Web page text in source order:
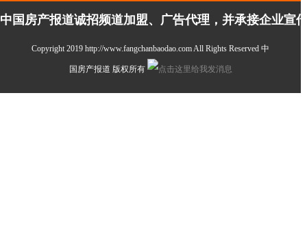
中国房产报道诚招频道加盟、广告代理，并承接企业宣
Copyright 2019 http://www.fangchanbaodao.com All Rights Reserved 中
国房产报道 版权所有